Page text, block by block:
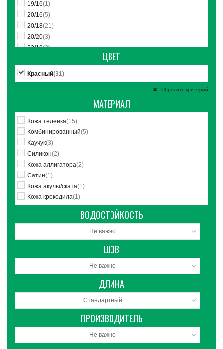
19/16(1)
20/16(5)
20/18(21)
20/20(3)
22/18(2)
ЦВЕТ
Красный(31)
Сбросить критерий
МАТЕРИАЛ
Кожа теленка(15)
Комбинированный(5)
Каучук(3)
Силикон(2)
Кожа аллигатора(2)
Сатин(1)
Кожа акулы/ската(1)
Кожа крокодила(1)
ВОДОСТОЙКОСТЬ
Не важно
ШОВ
Не важно
ДЛИНА
Стандартный
ПРОИЗВОДИТЕЛЬ
Не важно